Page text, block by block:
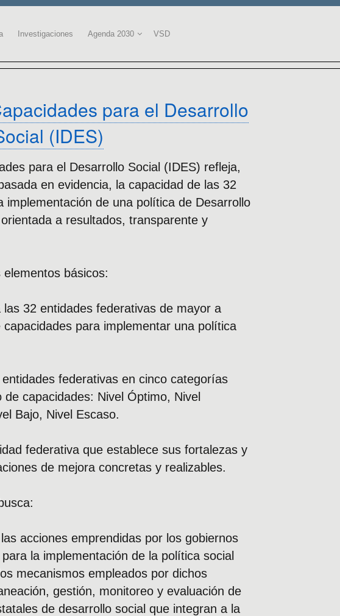
Investigaciones Agenda 2030 VSD
para el Desarrollo
(IDES)
para el Desarrollo Social (IDES) refleja,
en evidencia, la capacidad de las 32
implementación de una política de Desarrollo
a resultados, transparente y
básicos:
32 entidades federativas de mayor a
para implementar una política
federativas en cinco categorías
capacidades: Nivel Óptimo, Nivel
Bajo, Nivel Escaso.
federativa que establece sus fortalezas y
de mejora concretas y realizables.
acciones emprendidas por los gobiernos
la implementación de la política social
mecanismos empleados por dichos
gestión, monitoreo y evaluación de
de desarrollo social que integran a la